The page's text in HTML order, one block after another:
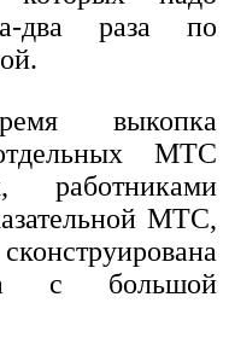
два раза по
выкопка
МТС
работниками
МТС,
с большой